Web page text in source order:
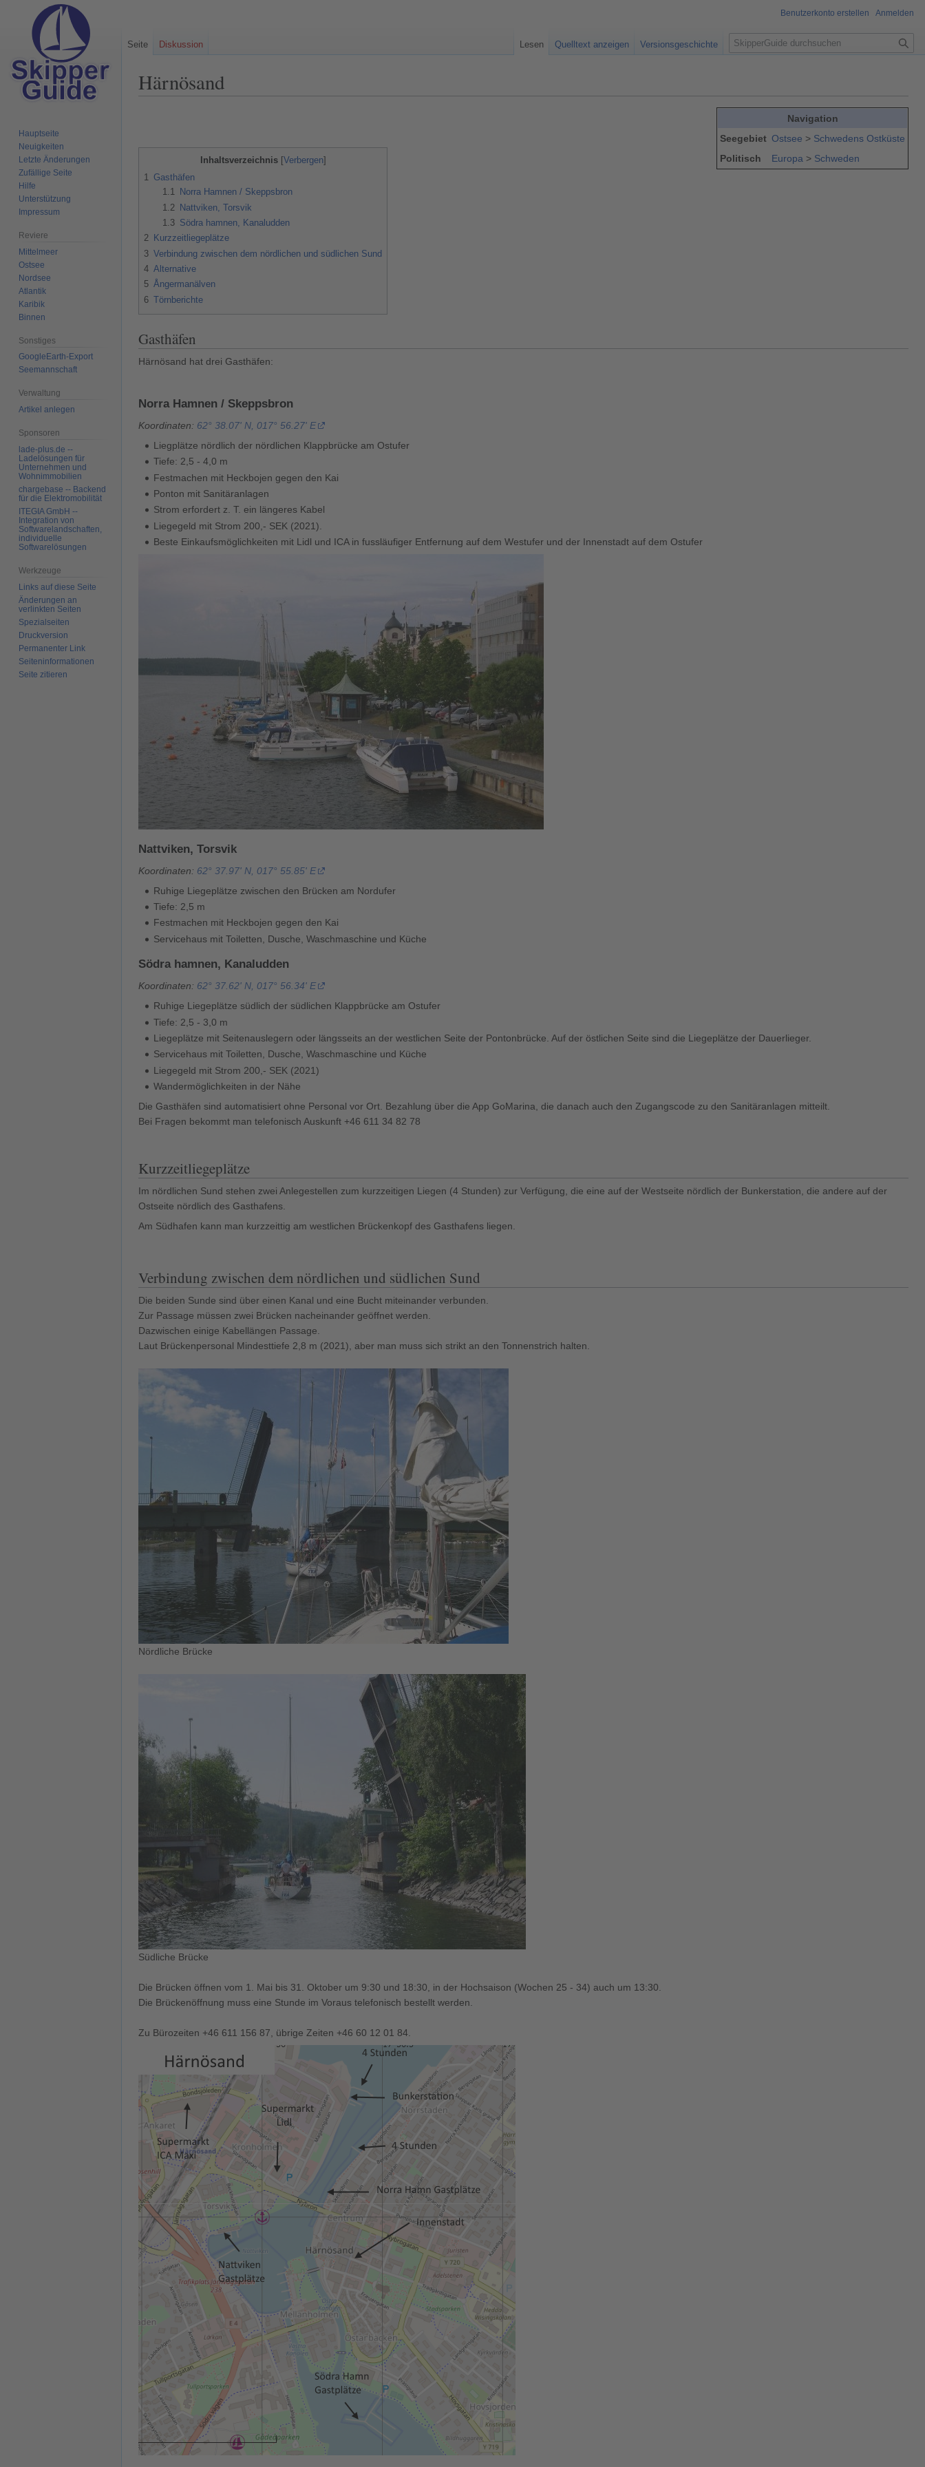
Härnösand
springen
springen
Navigation
Seegebiet Ostsee > Schwedens Ostküste
Politisch
Europa > Schweden
Inhaltsverzeichnis
1 Gasthäfen
1.1
Norra Hamnen / Skeppsbron
1.2
Nattviken, Torsvik
1.3 Södra hamnen, Kanaludden
2 Kurzzeitliegeplätze
3 Verbindung zwischen dem nördlichen und südlichen Sund
4 Alternative
5 Ångermanälven
6 Törnberichte
Gasthäfen
Härnösand hat drei Gasthäfen:
Norra Hamnen / Skeppsbron
Koordinaten: 62° 38.07' N, 017° 56.27' E
Liegplätze nördlich der nördlichen Klappbrücke am Ostufer
Tiefe: 2,5 - 4,0 m
Festmachen mit Heckbojen gegen den Kai
Ponton mit Sanitäranlagen
Strom erfordert z. T. ein längeres Kabel
Liegegeld mit Strom 200,- SEK (2021).
Beste Einkaufsmöglichkeiten mit Lidl und ICA in fussläufiger Entfernung auf dem Westufer und der Innenstadt auf dem Ostufer
Nattviken, Torsvik
Koordinaten: 62° 37.97' N, 017° 55.85' E
Ruhige Liegeplätze zwischen den Brücken am Nordufer
Tiefe: 2,5 m
Festmachen mit Heckbojen gegen den Kai
Servicehaus mit Toiletten, Dusche, Waschmaschine und Küche
Södra hamnen, Kanaludden
Koordinaten: 62° 37.62' N, 017° 56.34' E
Ruhige Liegeplätze südlich der südlichen Klappbrücke am Ostufer
Tiefe: 2,5 - 3,0 m
Liegeplätze mit Seitenauslegern oder längsseits an der westlichen Seite der Pontonbrücke. Auf der östlichen Seite sind die Liegeplätze der Dauerlieger.
Servicehaus mit Toiletten, Dusche, Waschmaschine und Küche
Liegegeld mit Strom 200,- SEK (2021)
Wandermöglichkeiten in der Nähe
Die Gasthäfen sind automatisiert ohne Personal vor Ort. Bezahlung über die App GoMarina, die danach auch den Zugangscode zu den Sanitäranlagen mitteilt.
Bei Fragen bekommt man telefonisch Auskunft +46 611 34 82 78
Kurzzeitliegeplätze
Im nördlichen Sund stehen zwei Anlegestellen zum kurzzeitigen Liegen (4 Stunden) zur Verfügung, die eine auf der Westseite nördlich der Bunkerstation, die andere auf der
Ostseite nördlich des Gasthafens.
Am Südhafen kann man kurzzeittig am westlichen Brückenkopf des Gasthafens liegen.
Verbindung zwischen dem nördlichen und südlichen Sund
Die beiden Sunde sind über einen Kanal und eine Bucht miteinander verbunden.
Zur Passage müssen zwei Brücken nacheinander geöffnet werden.
Dazwischen einige Kabellängen Passage.
Laut Brückenpersonal Mindesttiefe 2,8 m (2021), aber man muss sich strikt an den Tonnenstrich halten.
Nördliche Brücke
Südliche Brücke
Die Brücken öffnen vom 1. Mai bis 31. Oktober um 9:30 und 18:30, in der Hochsaison (Wochen 25 - 34) auch um 13:30.
Die Brückenöffnung muss eine Stunde im Voraus telefonisch bestellt werden.
Zu Bürozeiten +46 611 156 87, übrige Zeiten +46 60 12 01 84.
Benutzerkonto erstellen Anmelden
Seite Diskussion Lesen Quelltext anzeigen Versionsgeschichte
S
u
e
Hauptseite
Neuigkeiten
Letzte Änderungen
Zufällige Seite
Hilfe
Unterstützung
Impressum
Reviere
Mittelmeer
Ostsee
Nordsee
Atlantik
Karibik
Binnen
Sonstiges
GoogleEarth-Export
Seemannschaft
Verwaltung
Artikel anlegen
Sponsoren
lade-plus.de --
Ladelösungen für
Unternehmen und
Wohnimmobilien
chargebase -- Backend
für die Elektromobilität
ITEGIA GmbH --
Integration von
Softwarelandschaften,
individuelle
Softwarelösungen
Werkzeuge
Links auf diese Seite
Änderungen an
verlinkten Seiten
Spezialseiten
Druckversion
Permanenter Link
Seiten­­informationen
Seite zitieren